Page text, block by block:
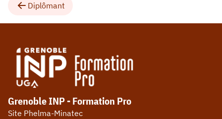
Diplômant
Grenoble INP - Formation Pro
Site Phelma-Minatec